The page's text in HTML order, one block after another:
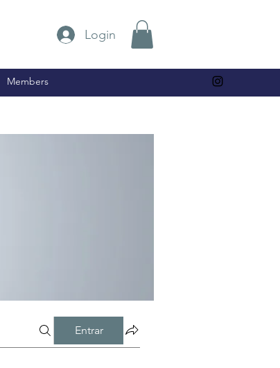
Members
Login
Entrar